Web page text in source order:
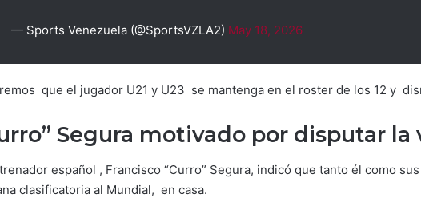
— Sports Venezuela (@SportsVZLA2) May 18, 2026
que el jugador U21 y U23 se mantenga en el roster de los 12 y
Segura motivado por disputar la
español , Francisco “Curro” Segura, indicó que tanto él como
clasificatoria al Mundial, en casa.